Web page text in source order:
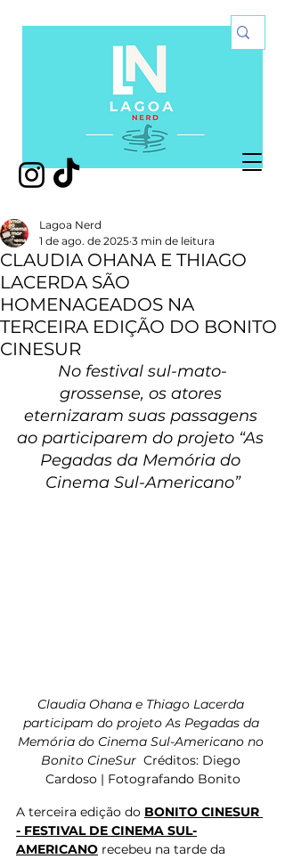
CLAUDIA OHANA E THIAGO
LACERDA SÃO
HOMENAGEADOS NA
TERCEIRA EDIÇÃO DO BONITO
CINESUR
Lagoa Nerd
1 de ago. de 2025 3 min de leitura
No festival sul-mato-
grossense, os atores
eternizaram suas passagens
ao participarem do projeto “As
Pegadas da Memória do
Cinema Sul-Americano”
Claudia Ohana e Thiago Lacerda
participam do projeto As Pegadas da
Memória do Cinema Sul-Americano no
Bonito CineSur Créditos: Diego
Cardoso | Fotografando Bonito
A terceira edição do BONITO CINESUR
- FESTIVAL DE CINEMA SUL-
AMERICANO recebeu na tarde da